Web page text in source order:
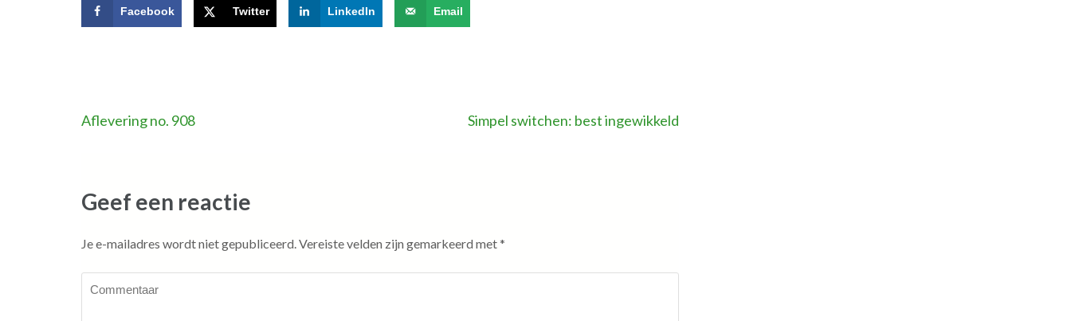
Facebook Twitter LinkedIn Email
Bericht
Aflevering no. 908 Simpel switchen: best ingewikkeld
Geef een reactie
Je e-mailadres wordt niet gepubliceerd. Vereiste velden zijn gemarkeerd met*